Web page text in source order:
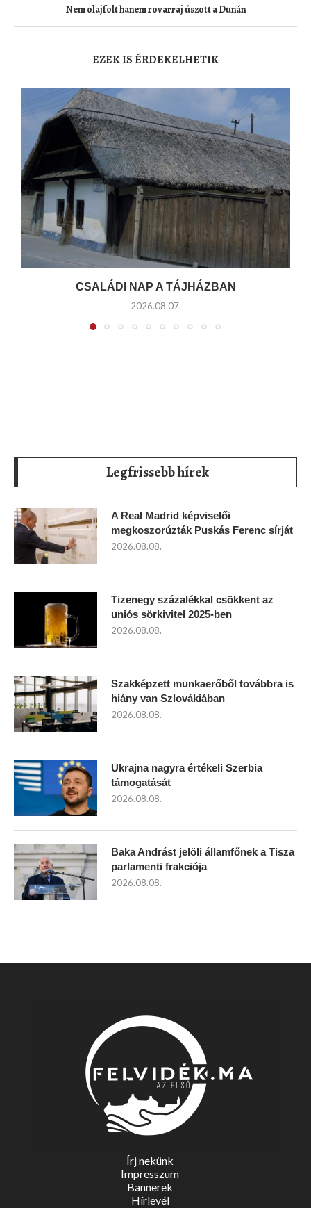
Nem olajfolt hanem rovarraj úszott a Dunán
EZEK IS ÉRDEKELHETIK
CSALÁDI NAP A TÁJHÁZBAN
2026.08.07.
Legfrissebb hírek
A Real Madrid képviselői
megkoszorúzták Puskás Ferenc sírját
2026.08.08.
Tizenegy százalékkal csökkent az
uniós sörkivitel 2025-ben
2026.08.08.
Szakképzett munkaerőből továbbra is
hiány van Szlovákiában
2026.08.08.
Ukrajna nagyra értékeli Szerbia
támogatását
2026.08.08.
Baka Andrást jelöli államfőnek a Tisza
parlamenti frakciója
2026.08.08.
Írj nekünk
Impresszum
Bannerek
Hírlevél